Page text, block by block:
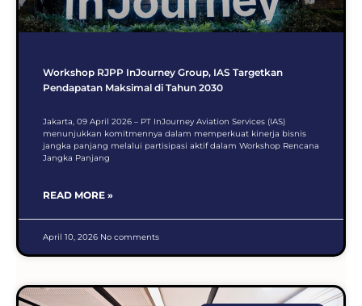
Workshop RJPP InJourney Group, IAS Targetkan
Pendapatan Maksimal di Tahun 2030
Jakarta, 09 April 2026 – PT InJourney Aviation Services (IAS)
menunjukkan komitmennya dalam memperkuat kinerja bisnis
jangka panjang melalui partisipasi aktif dalam Workshop Rencana
Jangka Panjang
READ MORE »
April 10, 2026 No comments